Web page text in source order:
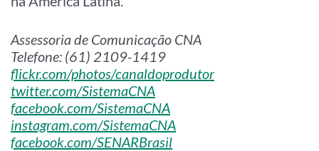
Assessoria de Comunicação CNA
Telefone: (61) 2109-1419
flickr.com/photos/canaldoprodutor
twitter.com/SistemaCNA
facebook.com/SistemaCNA
instagram.com/SistemaCNA
facebook.com/SENARBrasil